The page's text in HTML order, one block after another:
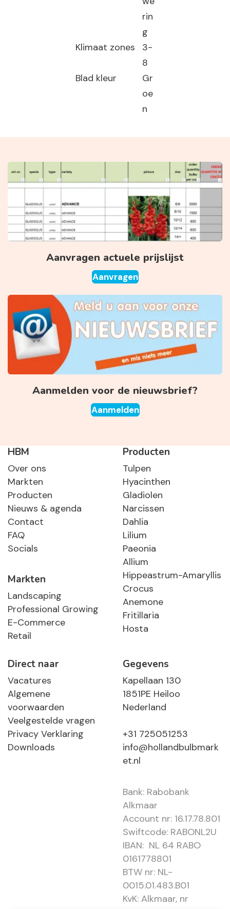
rin
g
Klimaat zones
3-
8
Blad kleur
Gr
oe
n
Aanvragen actuele prijslijst
Aanvragen
Aanmelden voor de nieuwsbrief?
Aanmelden
HBM
Over ons
Markten
Producten
Nieuws & agenda
Contact
FAQ
Socials
Markten
Landscaping
Professional Growing
E-Commerce
Retail
Producten
Tulpen
Hyacinthen
Gladiolen
Narcissen
Dahlia
Lilium
Paeonia
Allium
Hippeastrum-Amaryllis
Crocus
Anemone
Fritillaria
Hosta
Direct naar
Vacatures
Algemene
voorwaarden
Veelgestelde vragen
Privacy Verklaring
Downloads
Gegevens
Kapellaan 130
1851PE Heiloo
Nederland
+31 725051253
info@hollandbulbmark
et.nl
Bank: Rabobank
Alkmaar
Account nr: 16.17.78.801
Swiftcode: RABONL2U
IBAN: NL 64 RABO
0161778801
BTW nr: NL-
0015.01.483.B01
KvK: Alkmaar, nr